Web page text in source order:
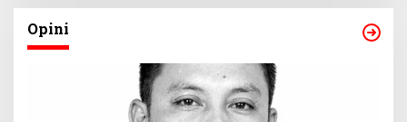
Opini